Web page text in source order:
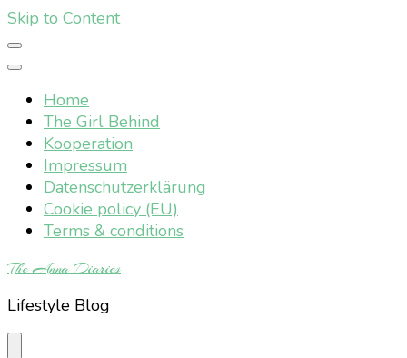
Skip to Content
Home
The Girl Behind
Kooperation
Impressum
Datenschutzerklärung
Cookie policy (EU)
Terms & conditions
The Anna Diaries
Lifestyle Blog